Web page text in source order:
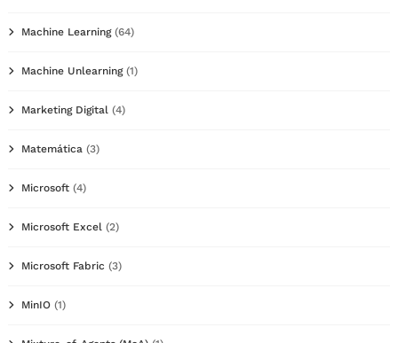
Machine Learning(64)
Machine Unlearning(1)
Marketing Digital (4)
Matemática (3)
Microsoft (4)
Microsoft Excel (2)
Microsoft Fabric (3)
MinIO (1)